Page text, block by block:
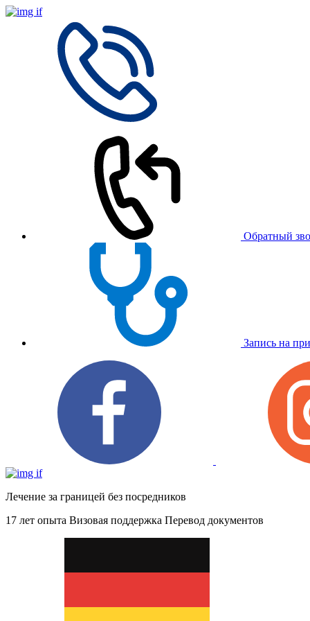
Обратный
Запись на
Лечение за границей без посредников
17 лет опыта Визовая поддержка Перевод документов